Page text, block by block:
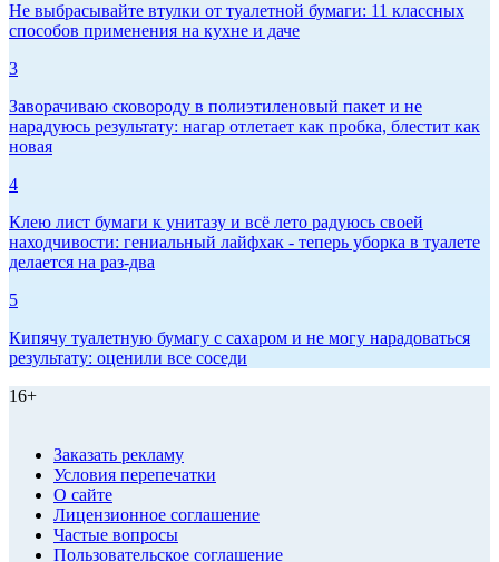
Не выбрасывайте втулки от туалетной бумаги: 11 классных
способов применения на кухне и даче
3
Заворачиваю сковороду в полиэтиленовый пакет и не
нарадуюсь результату: нагар отлетает как пробка, блестит как
новая
4
Клею лист бумаги к унитазу и всё лето радуюсь своей
находчивости: гениальный лайфхак - теперь уборка в туалете
делается на раз-два
5
Кипячу туалетную бумагу с сахаром и не могу нарадоваться
результату: оценили все соседи
16+
Заказать рекламу
Условия перепечатки
О сайте
Лицензионное соглашение
Частые вопросы
Пользовательское соглашение